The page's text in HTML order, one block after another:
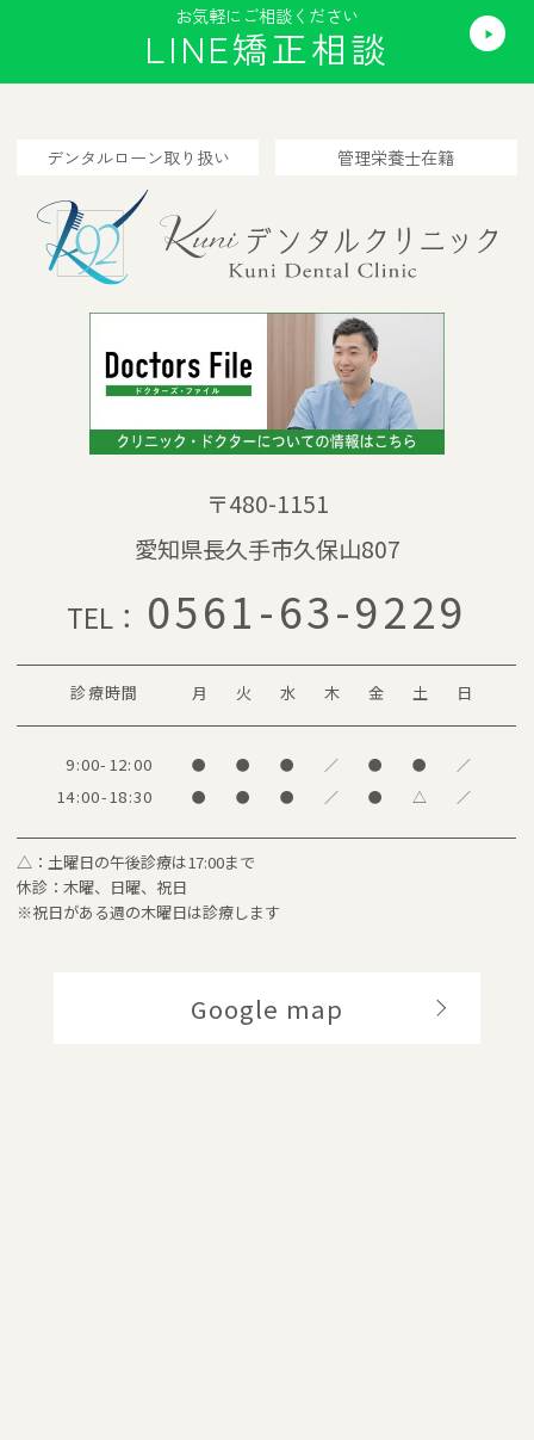
お気軽にご相談ください
LINE矯正相談
デンタルローン取り扱い 管理栄養士在籍
〒480-1151
愛知県長久手市久保山807
TEL： 0561-63-9229
診療時間 月 火 水 木 金 土 日
9:00-12:00 ● ● ● ／ ● ● ／
14:00-18:30 ● ● ● ／ ● △ ／
△：土曜日の午後診療は17:00まで
休診：木曜、日曜、祝日
※祝日がある週の木曜日は診療します
Google map